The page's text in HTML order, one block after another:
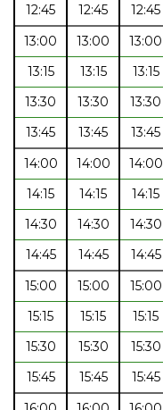
12:45
12:45 12:45
13:00
13:00 13:00
13:15
13:15 13:15
13:30
13:30 13:30
13:45
13:45 13:45
14:00
14:00 14:00
14:15
14:15 14:15
14:30
14:30 14:30
14:45
14:45 14:45
15:00
15:00 15:00
15:15
15:15 15:15
15:30
15:30 15:30
15:45
15:45 15:45